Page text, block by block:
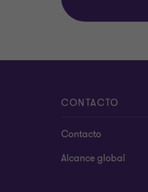
Colonia Escalon,
CONTACTO
Contacto
Alcance global